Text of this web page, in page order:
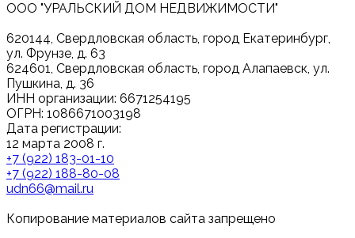
ООО "УРАЛЬСКИЙ ДОМ НЕДВИЖИМОСТИ"
620144, Свердловская область, город Екатеринбург,
ул. Фрунзе, д. 63
624601, Свердловская область, город Алапаевск, ул.
Пушкина, д. 36
ИНН организации: 6671254195
ОГРН: 1086671003198
Дата регистрации:
12 марта 2008 г.
+7 (922) 183-01-10
+7 (922) 188-80-08
udn66@mail.ru
Копирование материалов сайта запрещено